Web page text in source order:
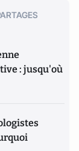
: jusqu'où